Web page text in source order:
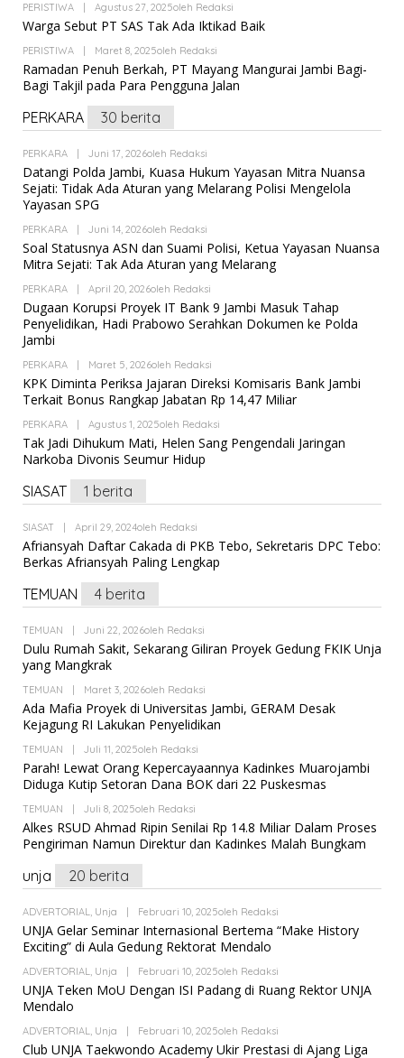
PERISTIWA Agustus 27, 2025Oleh Redaksi
Warga Sebut PT SAS Tak Ada Iktikad Baik
PERISTIWA Maret 8, 2025Oleh Redaksi
Ramadan Penuh Berkah, PT Mayang Mangurai Jambi Bagi-
Bagi Takjil pada Para Pengguna Jalan
PERKARA 30 berita
PERKARA Juni 17, 2026Oleh Redaksi
Datangi Polda Jambi, Kuasa Hukum Yayasan Mitra Nuansa
Sejati: Tidak Ada Aturan yang Melarang Polisi Mengelola
Yayasan SPG
PERKARA Juni 14, 2026Oleh Redaksi
Soal Statusnya ASN dan Suami Polisi, Ketua Yayasan Nuansa
Mitra Sejati: Tak Ada Aturan yang Melarang
PERKARA April 20, 2026Oleh Redaksi
Dugaan Korupsi Proyek IT Bank 9 Jambi Masuk Tahap
Penyelidikan, Hadi Prabowo Serahkan Dokumen ke Polda
Jambi
PERKARA Maret 5, 2026Oleh Redaksi
KPK Diminta Periksa Jajaran Direksi Komisaris Bank Jambi
Terkait Bonus Rangkap Jabatan Rp 14,47 Miliar
PERKARA Agustus 1, 2025Oleh Redaksi
Tak Jadi Dihukum Mati, Helen Sang Pengendali Jaringan
Narkoba Divonis Seumur Hidup
SIASAT 1 berita
SIASAT April 29, 2024Oleh Redaksi
Afriansyah Daftar Cakada di PKB Tebo, Sekretaris DPC Tebo:
Berkas Afriansyah Paling Lengkap
TEMUAN 4 berita
TEMUAN Juni 22, 2026Oleh Redaksi
Dulu Rumah Sakit, Sekarang Giliran Proyek Gedung FKIK Unja
yang Mangkrak
TEMUAN Maret 3, 2026Oleh Redaksi
Ada Mafia Proyek di Universitas Jambi, GERAM Desak
Kejagung RI Lakukan Penyelidikan
TEMUAN Juli 11, 2025Oleh Redaksi
Parah! Lewat Orang Kepercayaannya Kadinkes Muarojambi
Diduga Kutip Setoran Dana BOK dari 22 Puskesmas
TEMUAN Juli 8, 2025Oleh Redaksi
Alkes RSUD Ahmad Ripin Senilai Rp 14.8 Miliar Dalam Proses
Pengiriman Namun Direktur dan Kadinkes Malah Bungkam
unja 20 berita
ADVERTORIAL, Unja Februari 10, 2025Oleh Redaksi
UNJA Gelar Seminar Internasional Bertema “Make History
Exciting” di Aula Gedung Rektorat Mendalo
ADVERTORIAL, Unja Februari 10, 2025Oleh Redaksi
UNJA Teken MoU Dengan ISI Padang di Ruang Rektor UNJA
Mendalo
ADVERTORIAL, Unja Februari 10, 2025Oleh Redaksi
Club UNJA Taekwondo Academy Ukir Prestasi di Ajang Liga